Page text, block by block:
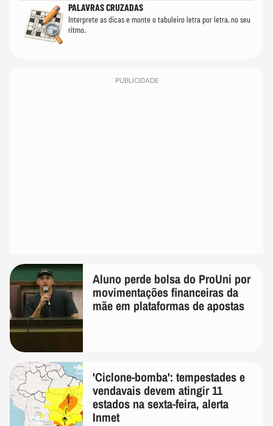
PALAVRAS CRUZADAS
Interprete as dicas e monte o tabuleiro letra por letra, no seu
ritmo.
PUBLICIDADE
Aluno perde bolsa do ProUni por
movimentações financeiras da
mãe em plataformas de apostas
'Ciclone-bomba': tempestades e
vendavais devem atingir 11
estados na sexta-feira, alerta
Inmet